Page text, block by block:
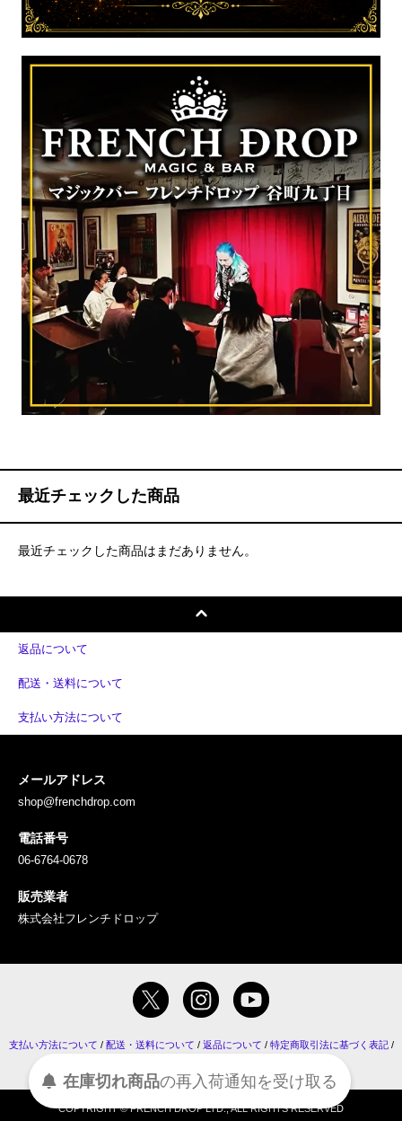
最近チェックした商品
最近チェックした商品はまだありません。
返品について
配送・送料について
支払い方法について
メールアドレス
shop@frenchdrop.com
電話番号
06-6764-0678
販売業者
株式会社フレンチドロップ
支払い方法について / 配送・送料について / 返品について / 特定商取引法に基づく表記/
COPYRIGHT © FRENCH DROP LTD., ALL RIGHTS RESERVED
在庫切れ商品の再入荷通知を受け取る